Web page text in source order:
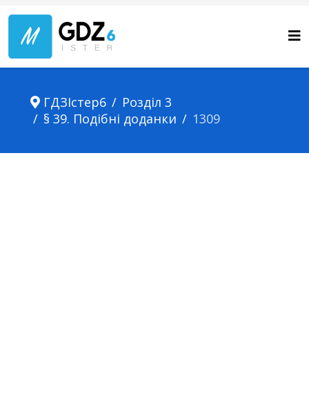
ГДЗІстер6
Розділ 3
§ 39. Подібні доданки
1309